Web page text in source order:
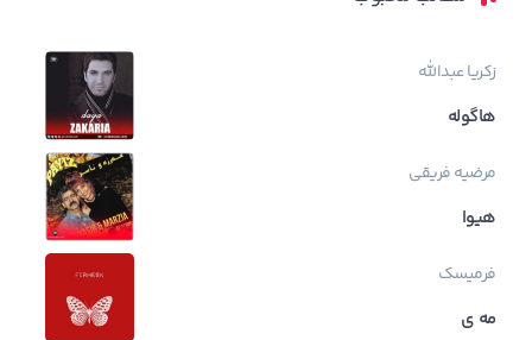
زکریا عبدالله
هاگوله
مرضیه فریقی
هیوا
فرمیسک
مه ی